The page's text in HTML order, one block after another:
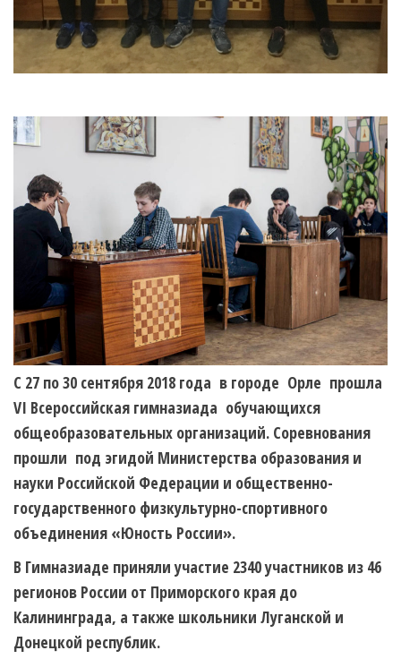
С 27 по 30 сентября 2018 года в городе Орле прошла
VI Всероссийская гимназиада обучающихся
общеобразовательных организаций. Соревнования
прошли под эгидой Министерства образования и
науки Российской Федерации и общественно-
государственного физкультурно-спортивного
объединения «Юность России».
В Гимназиаде приняли участие 2340 участников из 46
регионов России от Приморского края до
Калининграда, а также школьники Луганской и
Донецкой республик.